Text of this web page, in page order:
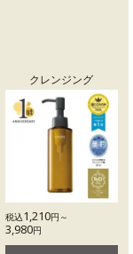
クレンジング
税込1,210円～
3,980円